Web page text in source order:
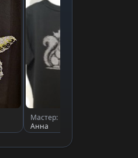
Мастер:
Анна